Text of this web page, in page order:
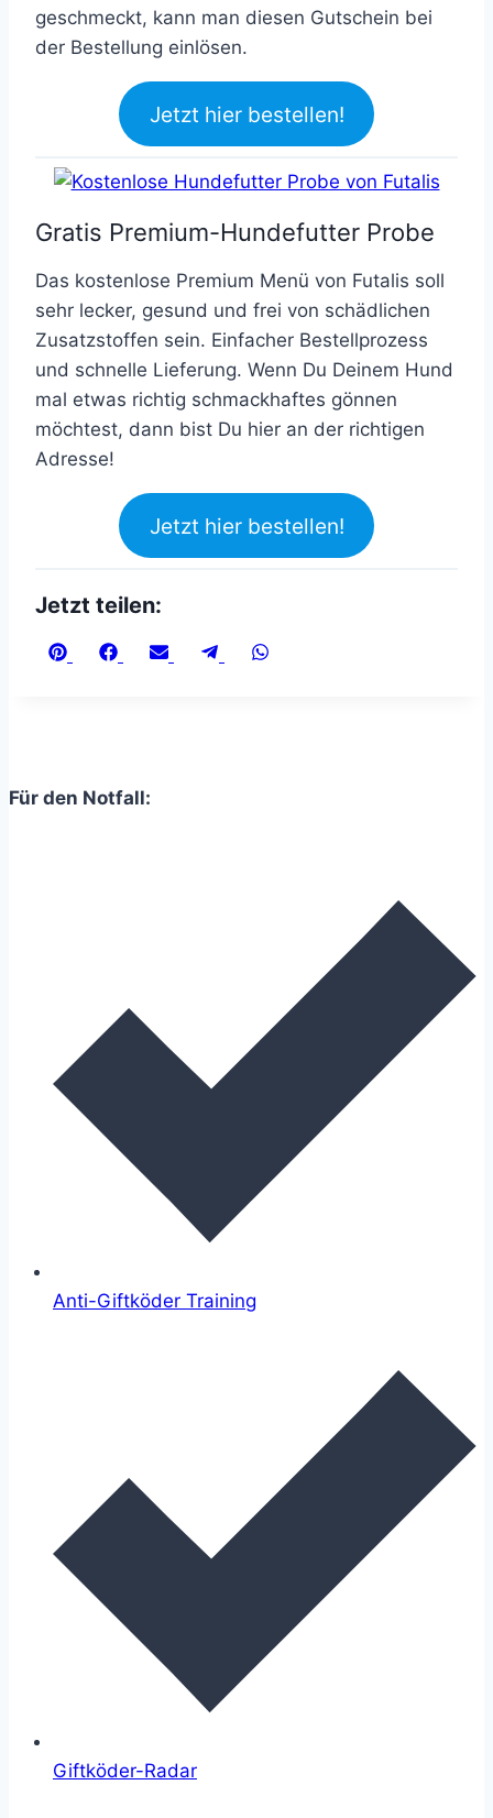
geschmeckt, kann man diesen Gutschein bei
der Bestellung einlösen.
Jetzt hier bestellen!
Gratis Premium-Hundefutter Probe
Das kostenlose Premium Menü von Futalis soll
sehr lecker, gesund und frei von schädlichen
Zusatzstoffen sein. Einfacher Bestellprozess
und schnelle Lieferung. Wenn Du Deinem Hund
mal etwas richtig schmackhaftes gönnen
möchtest, dann bist Du hier an der richtigen
Adresse!
Jetzt hier bestellen!
Jetzt teilen:
Share
Share
Share
Share
Für den Notfall:
Anti-Giftköder Training
Giftköder-Radar